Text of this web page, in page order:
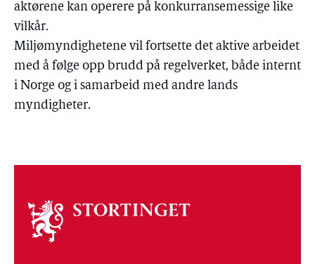
aktørene kan operere på konkurransemessige like
vilkår.
Miljømyndighetene vil fortsette det aktive arbeidet
med å følge opp brudd på regelverket, både internt
i Norge og i samarbeid med andre lands
myndigheter.
Om
stortinget